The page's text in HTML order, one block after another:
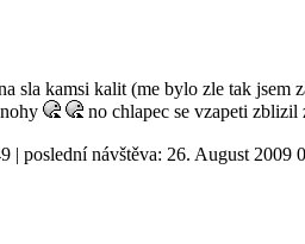
sla kamsi kalit (me bylo zle tak
no chlapec se vzapeti zblizil
| poslední návštěva: 26. August 2009